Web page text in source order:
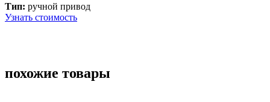
Тип: ручной привод
Узнать стоимость
похожие товары